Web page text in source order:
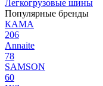
Легкогрузовые шины
Популярные бренды
КАМА
206
Annaite
78
SAMSON
60